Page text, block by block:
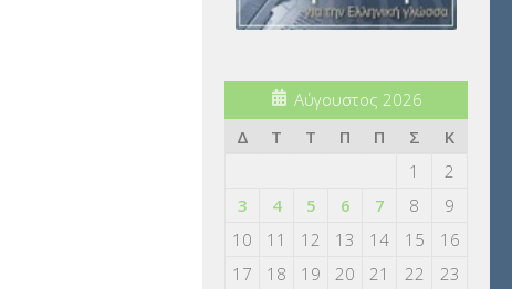
Αύγουστος 2026
Δ
Τ Τ Π Π Σ
Κ
1
2
3
4 5 6 7 8
9
10
11 12 13 14 15
16
17
18 19 20 21 22 23